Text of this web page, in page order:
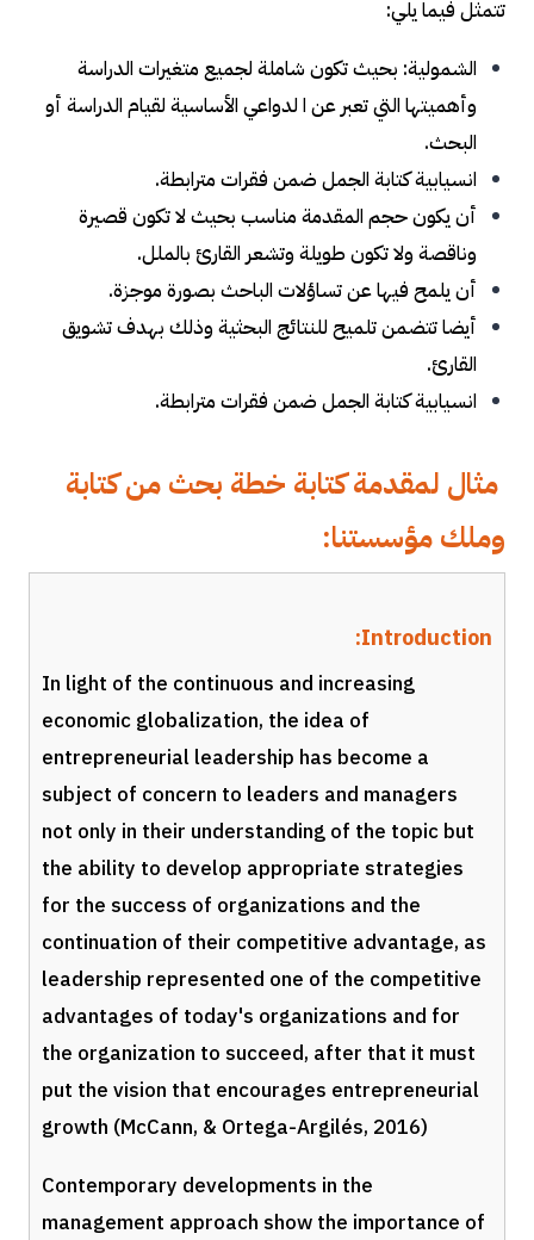
تتمثل فيما يلي:
الشمولية: بحيث تكون شاملة لجميع متغيرات الدراسة
وأهميتها التي تعبر عن ا لدواعي الأساسية لقيام الدراسة أو
البحث.
انسيابية كتابة الجمل ضمن فقرات مترابطة.
أن يكون حجم المقدمة مناسب بحيث لا تكون قصيرة
وناقصة ولا تكون طويلة وتشعر القارئ بالملل.
أن يلمح فيها عن تساؤلات الباحث بصورة موجزة.
أيضا تتضمن تلميح للنتائج البحثية وذلك بهدف تشويق
القارئ.
انسيابية كتابة الجمل ضمن فقرات مترابطة.
مثال لمقدمة كتابة خطة بحث من كتابة
وملك مؤسستنا:
Introduction:
In light of the continuous and increasing
economic globalization, the idea of ​​
entrepreneurial leadership has become a
subject of concern to leaders and managers
not only in their understanding of the topic but
the ability to develop appropriate strategies
for the success of organizations and the
continuation of their competitive advantage, as
leadership represented one of the competitive
advantages of today's organizations and for
the organization to succeed, after that it must
put the vision that encourages entrepreneurial
growth (McCann, & Ortega-Argilés, 2016)
Contemporary developments in the
management approach show the importance of